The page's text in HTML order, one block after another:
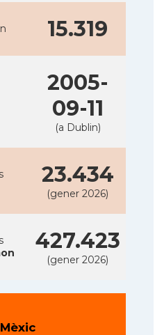
15.319
2005-
09-11
(a Dublin)
23.434
(gener 2026)
427.423
(gener 2026)
Mèxic